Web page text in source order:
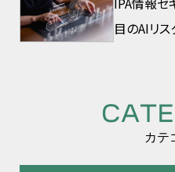
目のAIリ
カテ